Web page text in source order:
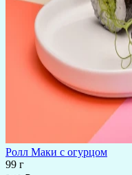
Ролл Маки с огурцом
99 г